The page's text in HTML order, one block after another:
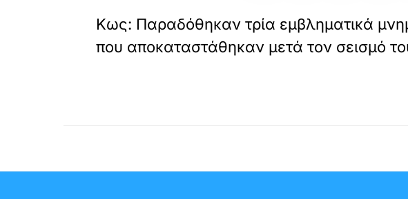
Κως: Παραδόθηκαν τρία εμβληματικά
που αποκαταστάθηκαν μετά τον σεισμό